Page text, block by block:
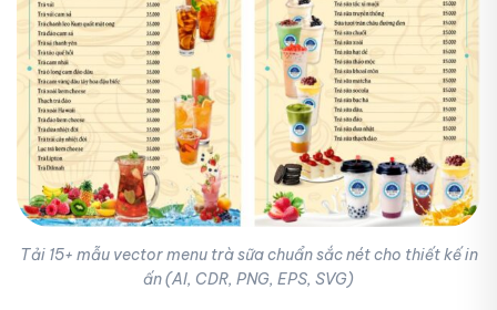
Tải 15+ mẫu vector menu trà sữa chuẩn sắc nét cho thiết kế in
ấn (AI, CDR, PNG, EPS, SVG)